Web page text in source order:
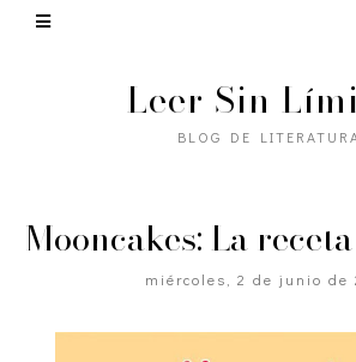
Leer Sin
BLOG DE
Mooncakes: La
miércoles, 2 de junio de